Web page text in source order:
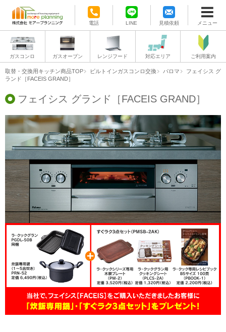
電話 LINE 見積依頼 メニュー
ガスコンロ ガスオーブン レンジフード 対応エリア ご利用案内
取替・交換用キッチン商品TOP ビルトインガスコンロ交換 パロマ
フェイシス グ
ランド［FACEIS GRAND］
フェイシス グランド［FACEIS GRAND］